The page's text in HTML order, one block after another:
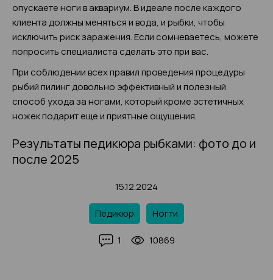
опускаете ноги в аквариум. В идеале после каждого
клиента должны меняться и вода, и рыбки, чтобы
исключить риск заражения. Если сомневаетесь, можете
попросить специалиста сделать это при вас.
При соблюдении всех правил проведения процедуры
рыбий пилинг довольно эффективный и полезный
способ ухода за ногами, который кроме эстетичных
ножек подарит еще и приятные ощущения.
Результаты педикюра рыбками: фото до и
после 2025
15.12.2024
Педикюр Ногти
1 10869